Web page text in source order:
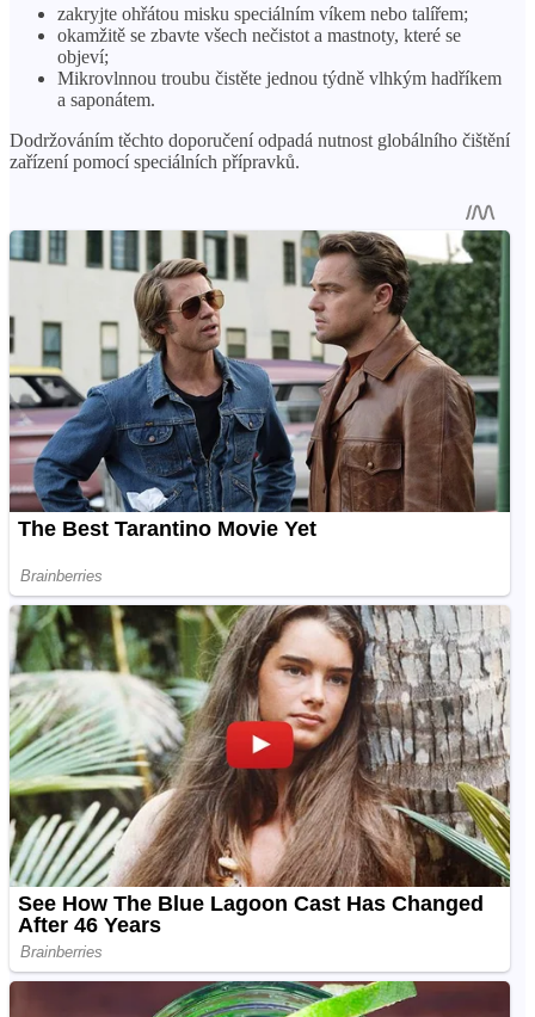
zakryjte ohřátou misku speciálním víkem nebo talířem;
okamžitě se zbavte všech nečistot a mastnoty, které se
objeví;
Mikrovlnnou troubu čistěte jednou týdně vlhkým hadříkem
a saponátem.
Dodržováním těchto doporučení odpadá nutnost globálního čištění
zařízení pomocí speciálních přípravků.